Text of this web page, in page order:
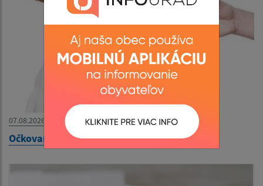
07.08.2026
Očkovanie psov proti besnote